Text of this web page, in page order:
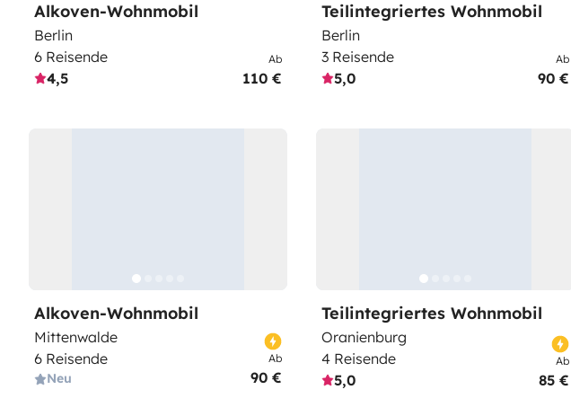
Alkoven-Wohnmobil
Berlin
6 Reisende
4,5
Ab
110 €
Teilintegriertes Wohnmobil
Berlin
3 Reisende
5,0
Ab
90 €
Alkoven-Wohnmobil
Mittenwalde
6 Reisende
Neu
Ab
90 €
Teilintegriertes Wohnmobil
Oranienburg
4 Reisende
5,0
Ab
85 €